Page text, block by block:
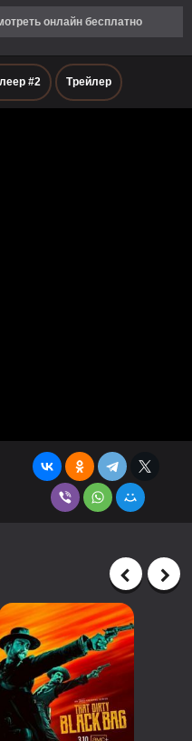
онлайн бесплатно
#2 Трейлер